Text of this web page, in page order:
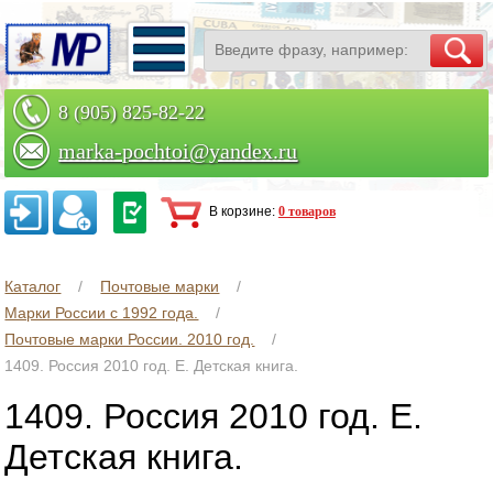
8 (905) 825-82-22
marka-pochtoi@yandex.ru
Заказать по телефону
В корзине: 0 товаров
Каталог
Почтовые марки
Марки России с 1992 года.
Почтовые марки России. 2010 год.
1409. Россия 2010 год. Е. Детская книга.
1409. Россия 2010 год. Е.
Детская книга.